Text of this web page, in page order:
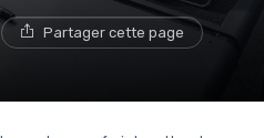
Partager cette page